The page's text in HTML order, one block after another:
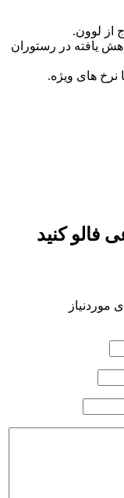
از لوون.
یافته در رستوران
های ویژه.
فالو کنید
موردنیاز